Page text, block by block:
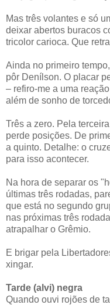
Mas três volantes e só
deixar abertos buracos
tricolor carioca. Que
Ainda no primeiro
pôr Denílson. O placar
– refiro-me a uma
além de sonho de
Três a zero. Pela
perde posições. De
a quinto. Detalhe: o
para isso acontecer.
Na hora de separar os
últimas três rodadas,
que está no segundo
nas próximas três
atrapalhar o Grêmio.
E brigar pela
xingar.
Tarde (alvi) negra
Quando ouvi rojões de